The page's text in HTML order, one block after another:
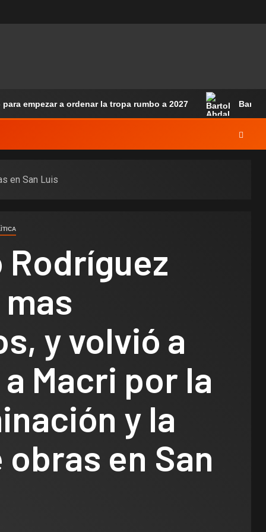
empezar a ordenar la tropa rumbo a 2027
en San Luis
y volvió a
Macri por la
y la
en San